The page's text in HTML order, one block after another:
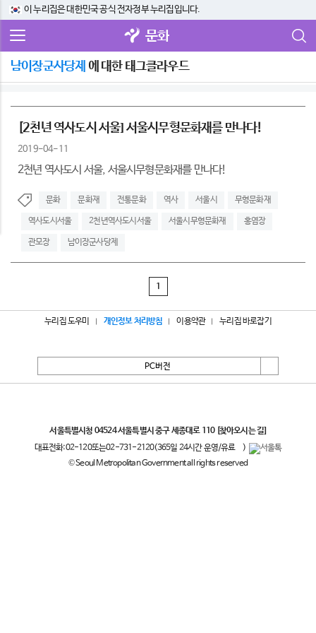
이 누리집은 대한민국 공식 전자정부 누리집입니다.
문화
남이장군사당제 에 대한 태그클라우드
[2천년 역사도시 서울] 서울시무형문화재를 만나다!
2019-04-11
2천년 역사도시 서울, 서울시무형문화재를 만나다!
문화 문화재 전통문화 역사 서울시 무형문화재
역사도시서울 2천년역사도시서울 서울시무형문화재 홍염장
관모장 남이장군사당제
1
누리집 도우미 개인정보 처리방침 이용약관 누리집 바로잡기
PC버전
서울특별시청 04524 서울특별시 중구 세종대로 110 [찾아오시는 길]
대표전화:02-120또는02-731-2120(365일 24시간 운영/유료
)
© Seoul Metropolitan Government all rights reserved